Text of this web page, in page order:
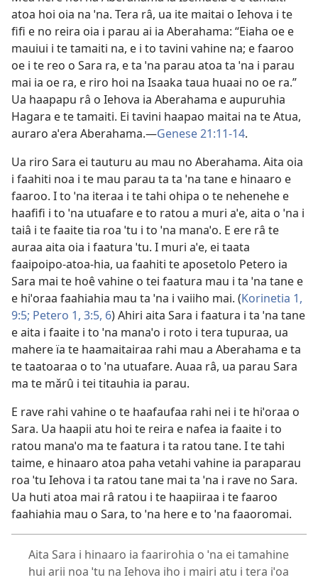
atoa hoi oia na ˈna. Tera râ, ua ite maitai o Iehova i te
fifi e no reira oia i parau ai ia Aberahama: “Eiaha oe e
mauiui i te tamaiti na, e i to tavini vahine na; e faaroo
oe i te reo o Sara ra, e ta ˈna parau atoa ta ˈna i parau
mai ia oe ra, e riro hoi na Isaaka taua huaai no oe ra.”
Ua haapapu râ o Iehova ia Aberahama e aupuruhia
Hagara e te tamaiti. Ei tavini haapao maitai na te Atua,
auraro aˈera Aberahama.—Genese 21:11-14.
Ua riro Sara ei tauturu au mau no Aberahama. Aita oia
i faahiti noa i te mau parau ta ta ˈna tane e hinaaro e
faaroo. I to ˈna iteraa i te tahi ohipa o te nehenehe e
haafifi i to ˈna utuafare e to ratou a muri aˈe, aita o ˈna i
taiâ i te faaite tia roa ˈtu i to ˈna manaˈo. E ere râ te
auraa aita oia i faatura ˈtu. I muri aˈe, ei taata
faaipoipo-atoa-hia, ua faahiti te aposetolo Petero ia
Sara mai te hoê vahine o tei faatura mau i ta ˈna tane e
e hiˈoraa faahiahia mau ta ˈna i vaiiho mai. (Korinetia 1,
9:5; Petero 1, 3:5, 6) Ahiri aita Sara i faatura i ta ˈna tane
e aita i faaite i to ˈna manaˈo i roto i tera tupuraa, ua
mahere ïa te haamaitairaa rahi mau a Aberahama e ta
te taatoaraa o to ˈna utuafare. Auaa râ, ua parau Sara
ma te mǎrû i tei titauhia ia parau.
E rave rahi vahine o te haafaufaa rahi nei i te hiˈoraa o
Sara. Ua haapii atu hoi te reira e nafea ia faaite i to
ratou manaˈo ma te faatura i ta ratou tane. I te tahi
taime, e hinaaro atoa paha vetahi vahine ia paraparau
roa ˈtu Iehova i ta ratou tane mai ta ˈna i rave no Sara.
Ua huti atoa mai râ ratou i te haapiiraa i te faaroo
faahiahia mau o Sara, to ˈna here e to ˈna faaoromai.
Aita Sara i hinaaro ia faarirohia o ˈna ei tamahine
hui arii noa ˈtu na Iehova iho i mairi atu i tera iˈoa